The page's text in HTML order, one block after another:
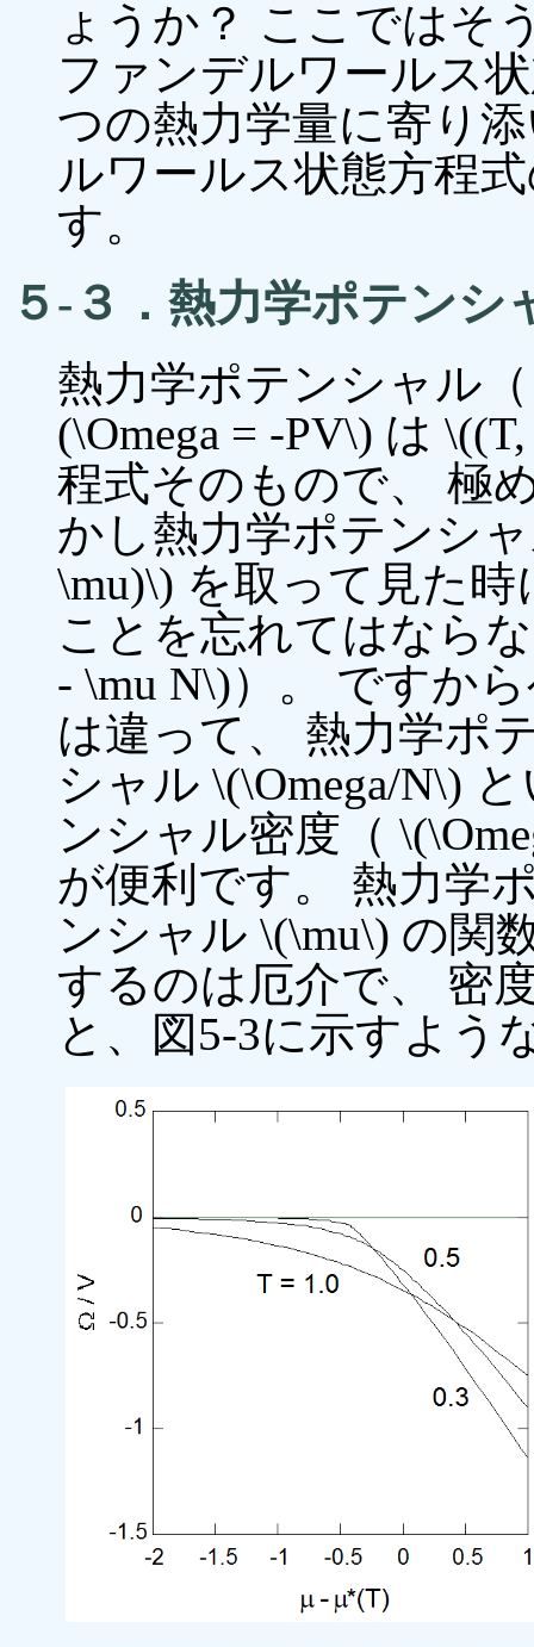
ょうか？ ここではそ
ファンデルワールス
つの熱力学量に寄り
ルワールス状態方程
す。
５-３．熱力学ポテンシ
熱力学ポテンシャル
(\Omega = -PV\) は
程式そのもので、 極
かし熱力学ポテンシ
\mu)\) を取って見た
ことを忘れてはなら
- \mu N\)）。 ですか
は違って、 熱力学ポ
シャル \(\Omega/N\)
ンシャル密度（
が便利です。 熱力学
ンシャル \(\mu\) の関
するのは厄介で、 密
と、図5-3に示すよう